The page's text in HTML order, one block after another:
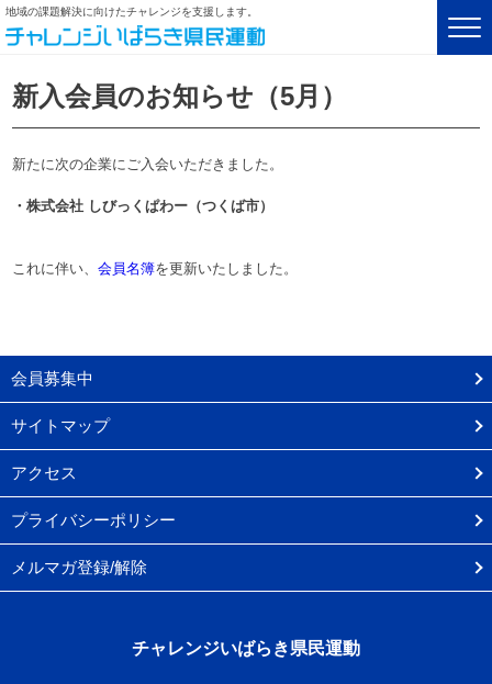
地域の課題解決に向けたチャレンジを支援します。
新入会員のお知らせ（5月）
新たに次の企業にご入会いただきました。
・株式会社 しびっくぱわー（つくば市）
これに伴い、会員名簿を更新いたしました。
会員募集中
サイトマップ
アクセス
プライバシーポリシー
メルマガ登録/解除
チャレンジいばらき県民運動